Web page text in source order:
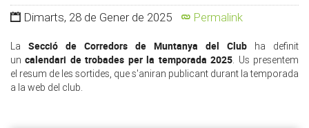
Dimarts, 28 de Gener de 2025 Permalink
La Secció de Corredors de Muntanya del Club ha definit
un calendari de trobades per la temporada 2025. Us presentem
el resum de les sortides, que s'aniran publicant durant la temporada
a la web del club.